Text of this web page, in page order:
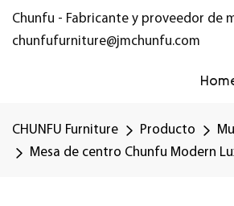
Chunfu - Fabricante y proveedor de
chunfufurniture@jmchunfu.com
CHUNFU Furniture Producto
Mesa de centro Chunfu Modern